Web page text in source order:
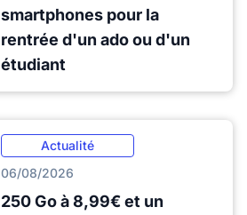
smartphones pour la
rentrée d'un ado ou d'un
étudiant
Actualité
06/08/2026
250 Go à 8,99€ et un